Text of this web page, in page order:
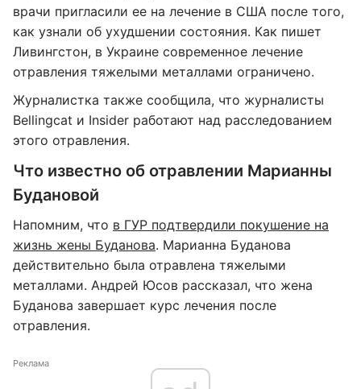
врачи пригласили ее на лечение в США после того,
как узнали об ухудшении состояния. Как пишет
Ливингстон, в Украине современное лечение
отравления тяжелыми металлами ограничено.
Журналистка также сообщила, что журналисты
Bellingcat и Insider работают над расследованием
этого отравления.
Что известно об отравлении Марианны
Будановой
Напомним, что в ГУР подтвердили покушение на
жизнь жены Буданова. Марианна Буданова
действительно была отравлена тяжелыми
металлами. Андрей Юсов рассказал, что жена
Буданова завершает курс лечения после
отравления.
Реклама